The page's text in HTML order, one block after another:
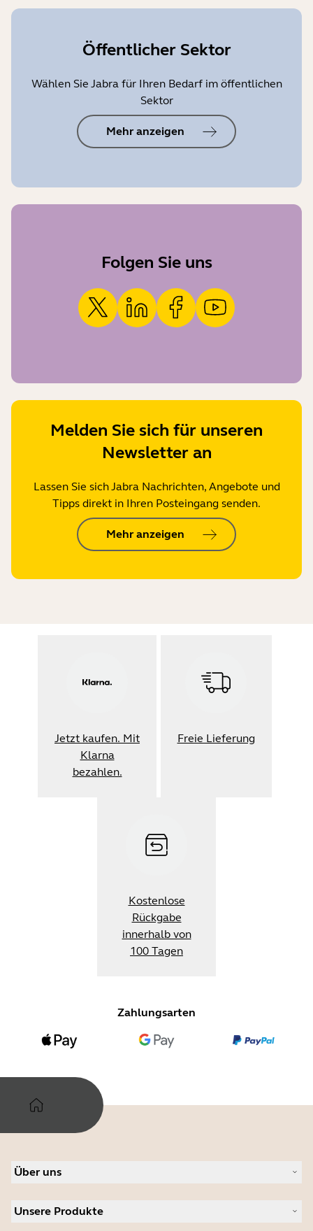
Öffentlicher Sektor
Wählen Sie Jabra für Ihren Bedarf im öffentlichen
Sektor
Mehr anzeigen
Folgen Sie uns
Melden Sie sich für unseren
Newsletter an
Lassen Sie sich Jabra Nachrichten, Angebote und
Tipps direkt in Ihren Posteingang senden.
Mehr anzeigen
Jetzt kaufen. Mit
Klarna
bezahlen.
Freie Lieferung
Kostenlose
Rückgabe
innerhalb von
100 Tagen
Zahlungsarten
Über uns
Karriere
Unsere Produkte